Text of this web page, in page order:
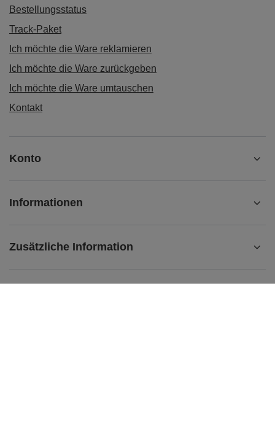
Bestellungsstatus
Track-Paket
Ich möchte die Ware reklamieren
Ich möchte die Ware zurückgeben
Ich möchte die Ware umtauschen
Kontakt
Konto
Informationen
Zusätzliche Information